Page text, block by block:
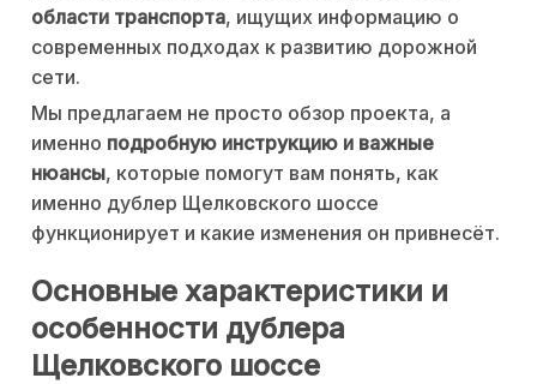
области транспорта, ищущих информацию о
современных подходах к развитию дорожной
сети.
Мы предлагаем не просто обзор проекта, а
именно подробную инструкцию и важные
нюансы, которые помогут вам понять, как
именно дублер Щелковского шоссе
функционирует и какие изменения он привнесёт.
Основные характеристики и
особенности дублера
Щелковского шоссе